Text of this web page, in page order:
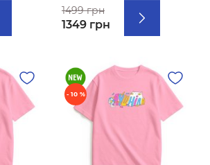
1499 грн
1349 грн
- 10 %